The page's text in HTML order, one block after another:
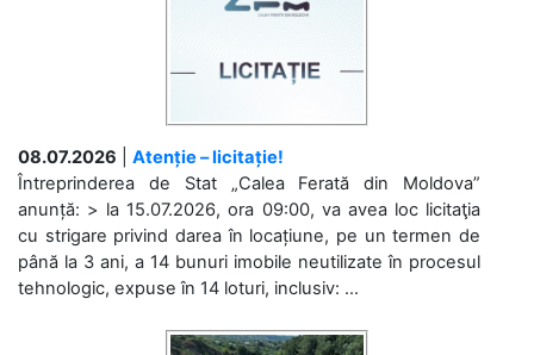
08.07.2026
Atenție – licitație!
Întreprinderea de Stat „Calea Ferată din Moldova”
anunță: > la 15.07.2026, ora 09:00, va avea loc licitaţia
cu strigare privind darea în locațiune, pe un termen de
până la 3 ani, a 14 bunuri imobile neutilizate în procesul
tehnologic, expuse în 14 loturi, inclusiv: ...